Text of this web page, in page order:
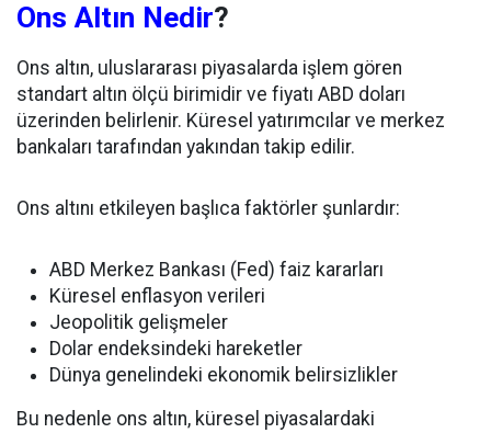
Ons Altın Nedir?
Ons altın, uluslararası piyasalarda işlem gören
standart altın ölçü birimidir ve fiyatı ABD doları
üzerinden belirlenir. Küresel yatırımcılar ve merkez
bankaları tarafından yakından takip edilir.
Ons altını etkileyen başlıca faktörler şunlardır:
ABD Merkez Bankası (Fed) faiz kararları
Küresel enflasyon verileri
Jeopolitik gelişmeler
Dolar endeksindeki hareketler
Dünya genelindeki ekonomik belirsizlikler
Bu nedenle ons altın, küresel piyasalardaki